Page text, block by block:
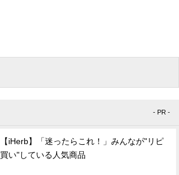
- PR -
【iHerb】「迷ったらこれ！」みんなが"リピ
買い"している人気商品